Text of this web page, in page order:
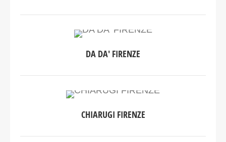
DA DA' FIRENZE
CHIARUGI FIRENZE